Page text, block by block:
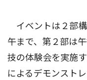
イベントは２部
午まで、第２部は
技の体験会を実施
によるデモンスト